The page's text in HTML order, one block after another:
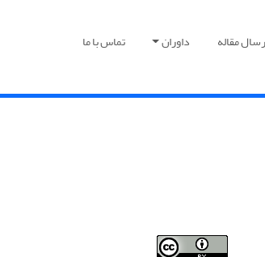
مقاله داوران تماس با ما